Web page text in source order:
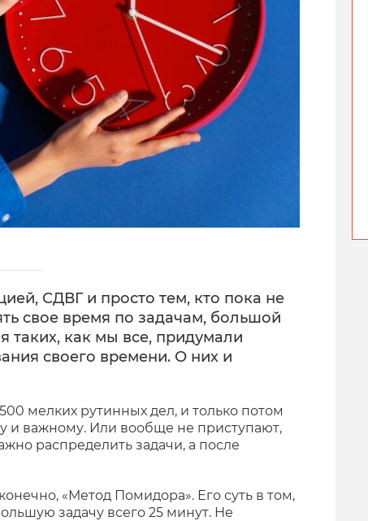
СДВГ и просто тем, кто пока не
свое время по задачам, большой
таких, как мы все, придумали
своего времени. О них и
мелких рутинных дел, и только потом
и важному. Или вообще не приступают,
распределить задачи, а после
«Метод Помидора». Его суть в том,
задачу всего 25 минут. Не